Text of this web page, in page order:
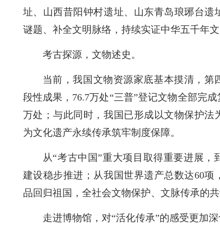
址、山西昔阳钟村遗址、山东青岛琅琊台遗
谜题、补全文明脉络，持续实证中华五千年
考古探源，文物述史。
当前，我国文物资源家底基本摸清，第
段性成果，76.7万处“三普”登记文物全部完
万处；与此同时，我国已形成以文物保护法
为文化遗产永续传承筑牢制度保障。
从“考古中国”重大项目取得重要进展
建设稳步推进；从我国世界遗产总数达60项
品回归祖国，全社会文物保护、文脉传承的
走进博物馆，对“活化传承”的感受更加